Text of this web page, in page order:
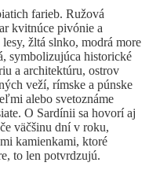
farieb. Ružová
kvitnúce pivónie a
žltá slnko, modrá more
symbolizujúca historické
a architektúru, ostrov
veží, rímske a púnske
alebo svetoznáme
O Sardínii sa hovorí aj
väčšinu dní v roku,
kamienkami, ktoré
to len potvrdzujú.